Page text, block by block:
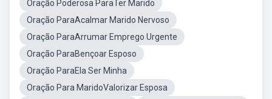
Oração Poderosa ParaTer Marido
Oração ParaAcalmar Marido Nervoso
Oração ParaArrumar Emprego Urgente
Oração ParaBençoar Esposo
Oração ParaEla Ser Minha
Oração Para MaridoValorizar Esposa